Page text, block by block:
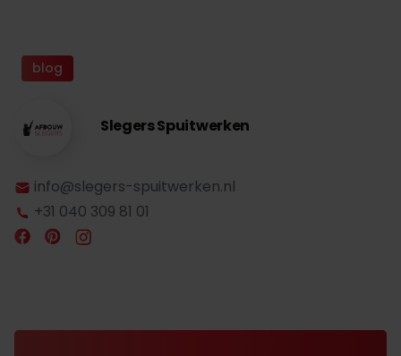
blog
Slegers Spuitwerken
info@slegers-spuitwerken.nl
+31 040 309 81 01